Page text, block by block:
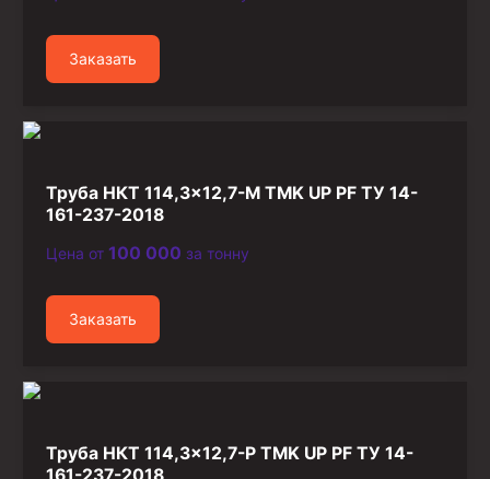
Заказать
Труба НКТ 114,3×12,7-М TMK UP PF ТУ 14-
161-237-2018
Цена от 100 000 за тонну
Заказать
Труба НКТ 114,3×12,7-Р TMK UP PF ТУ 14-
161-237-2018